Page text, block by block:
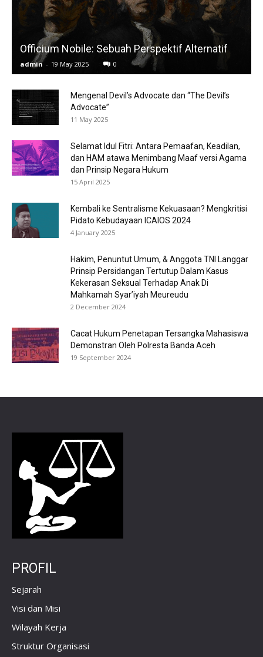
Officium Nobile: Sebuah Perspektif Alternatif
admin - 19 May 2025 0
Mengenal Devil’s Advocate dan “The Devil’s
Advocate”
11 May 2025
Selamat Idul Fitri: Antara Pemaafan, Keadilan,
dan HAM atawa Menimbang Maaf versi Agama
dan Prinsip Negara Hukum
15 April 2025
Kembali ke Sentralisme Kekuasaan? Mengkritisi
Pidato Kebudayaan ICAIOS 2024
4 January 2025
Hakim, Penuntut Umum, & Anggota TNI Langgar
Prinsip Persidangan Tertutup Dalam Kasus
Kekerasan Seksual Terhadap Anak Di
Mahkamah Syar’iyah Meureudu
2 December 2024
Cacat Hukum Penetapan Tersangka Mahasiswa
Demonstran Oleh Polresta Banda Aceh
19 September 2024
PROFIL
Sejarah
Visi dan Misi
Wilayah Kerja
Struktur Organisasi